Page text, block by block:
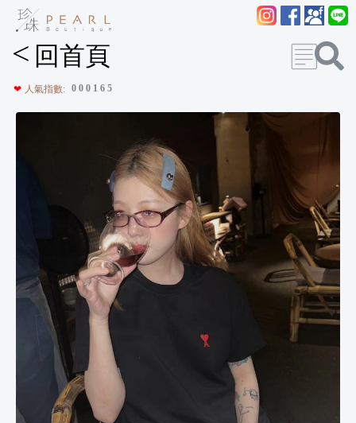
< 回首頁
❤ 人氣指數: 0 0 0 1 6 5